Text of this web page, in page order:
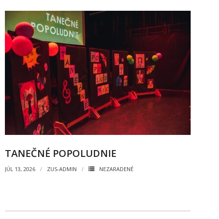
- - ZMLUVY 2022
- - ZMLUVY 2021
- - ZMLUVY 2020
- Objednávky
- - OBJEDNÁVKY 2026
- - OBJEDNÁVKY 2025
TANEČNÉ POPOLUDNIE
JÚL 13, 2026 ZUS-ADMIN NEZARADENÉ